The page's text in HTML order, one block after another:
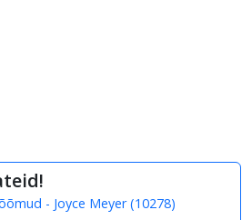
- Joyce Meyer(10278)